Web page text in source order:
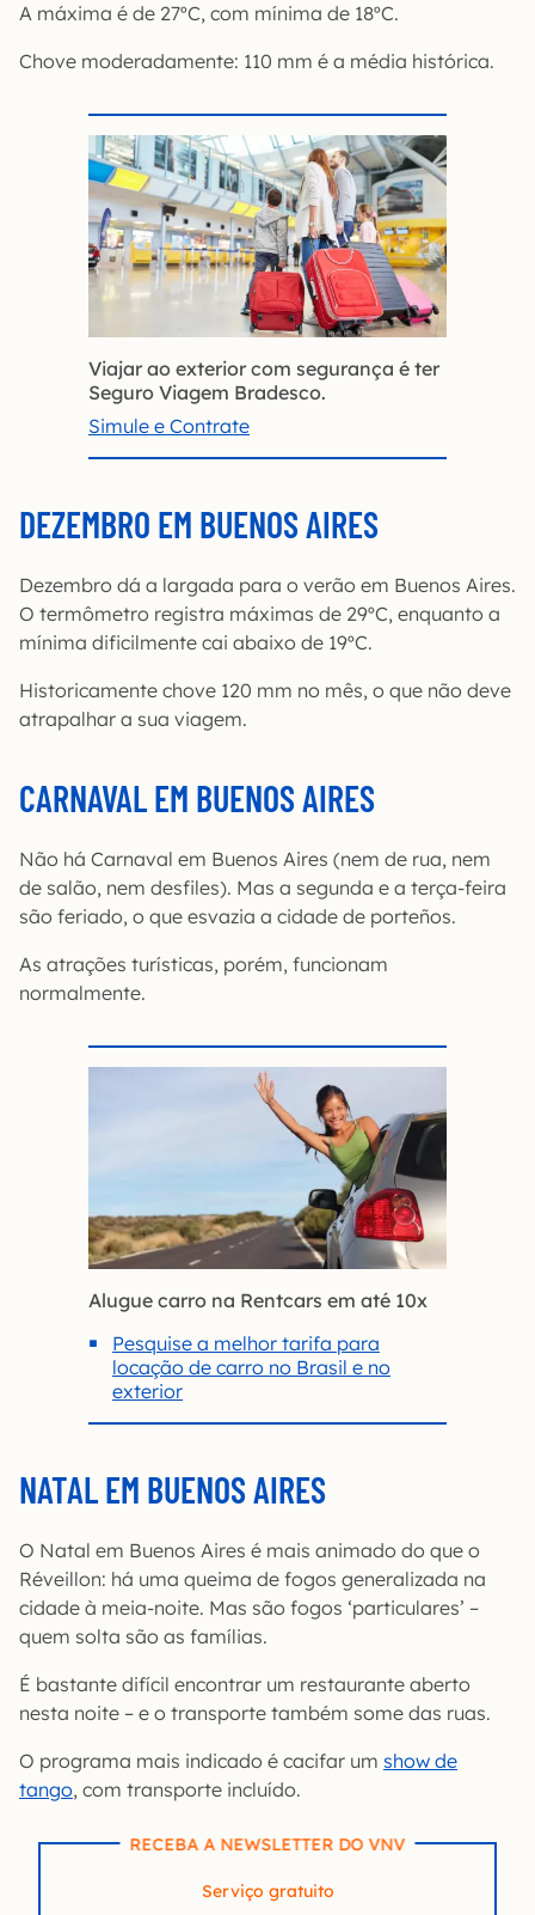
A máxima é de 27ºC, com mínima de 18ºC.
Chove moderadamente: 110 mm é a média histórica.
Viajar ao exterior com segurança é ter
Seguro Viagem Bradesco.
Simule e Contrate
DEZEMBRO EM BUENOS AIRES
Dezembro dá a largada para o verão em Buenos Aires.
O termômetro registra máximas de 29ºC, enquanto a
mínima dificilmente cai abaixo de 19ºC.
Historicamente chove 120 mm no mês, o que não deve
atrapalhar a sua viagem.
CARNAVAL EM BUENOS AIRES
Não há Carnaval em Buenos Aires (nem de rua, nem
de salão, nem desfiles). Mas a segunda e a terça-feira
são feriado, o que esvazia a cidade de porteños.
As atrações turísticas, porém, funcionam
normalmente.
Alugue carro na Rentcars em até 10x
Pesquise a melhor tarifa para
locação de carro no Brasil e no
exterior
NATAL EM BUENOS AIRES
O Natal em Buenos Aires é mais animado do que o
Réveillon: há uma queima de fogos generalizada na
cidade à meia-noite. Mas são fogos ‘particulares’ –
quem solta são as famílias.
É bastante difícil encontrar um restaurante aberto
nesta noite – e o transporte também some das ruas.
O programa mais indicado é cacifar um show de
tango, com transporte incluído.
RECEBA A NEWSLETTER DO VNV
Serviço gratuito